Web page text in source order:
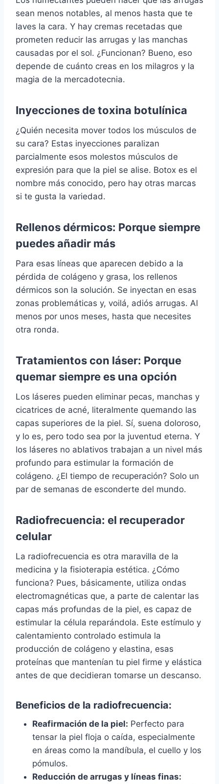
sean menos notables, al menos hasta que te
laves la cara. Y hay cremas recetadas que
prometen reducir las arrugas y las manchas
causadas por el sol. ¿Funcionan? Bueno, eso
depende de cuánto creas en los milagros y la
magia de la mercadotecnia.
Inyecciones de toxina botulínica
¿Quién necesita mover todos los músculos de
su cara? Estas inyecciones paralizan
parcialmente esos molestos músculos de
expresión para que la piel se alise. Botox es el
nombre más conocido, pero hay otras marcas
si te gusta la variedad.
Rellenos dérmicos: Porque siempre
puedes añadir más
Para esas líneas que aparecen debido a la
pérdida de colágeno y grasa, los rellenos
dérmicos son la solución. Se inyectan en esas
zonas problemáticas y, voilá, adiós arrugas. Al
menos por unos meses, hasta que necesites
otra ronda.
Tratamientos con láser: Porque
quemar siempre es una opción
Los láseres pueden eliminar pecas, manchas y
cicatrices de acné, literalmente quemando las
capas superiores de la piel. Sí, suena doloroso,
y lo es, pero todo sea por la juventud eterna. Y
los láseres no ablativos trabajan a un nivel más
profundo para estimular la formación de
colágeno. ¿El tiempo de recuperación? Solo un
par de semanas de esconderte del mundo.
Radiofrecuencia: el recuperador
celular
La radiofrecuencia es otra maravilla de la
medicina y la fisioterapia estética. ¿Cómo
funciona? Pues, básicamente, utiliza ondas
electromagnéticas que, a parte de calentar las
capas más profundas de la piel, es capaz de
estimular la célula reparándola. Este estímulo y
calentamiento controlado estimula la
producción de colágeno y elastina, esas
proteínas que mantenían tu piel firme y elástica
antes de que decidieran tomarse un descanso.
Beneficios de la radiofrecuencia:
Reafirmación de la piel: Perfecto para
tensar la piel floja o caída, especialmente
en áreas como la mandíbula, el cuello y los
pómulos.
Reducción de arrugas y líneas finas: